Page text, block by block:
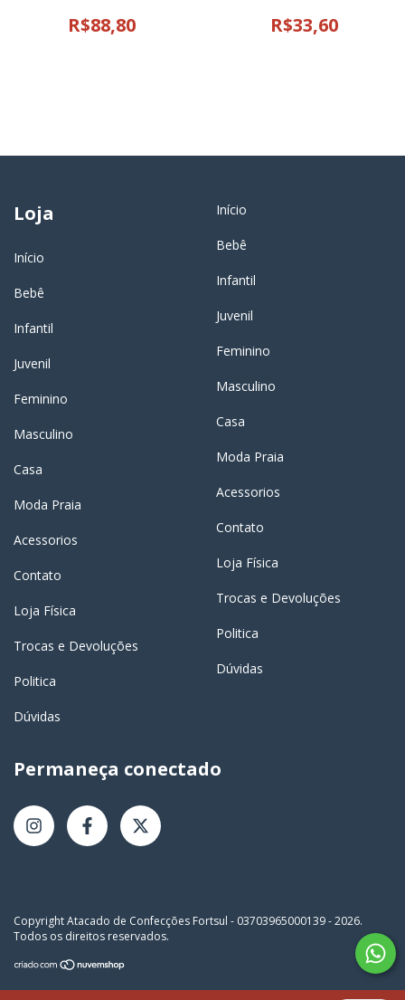
R$88,80 R$33,60
Loja
Início
Bebê
Infantil
Juvenil
Feminino
Masculino
Casa
Moda Praia
Acessorios
Contato
Loja Física
Trocas e Devoluções
Politica
Dúvidas
Início
Bebê
Infantil
Juvenil
Feminino
Masculino
Casa
Moda Praia
Acessorios
Contato
Loja Física
Trocas e Devoluções
Politica
Dúvidas
Permaneça conectado
Copyright Atacado de Confecções Fortsul - 03703965000139 - 2026.
Todos os direitos reservados.